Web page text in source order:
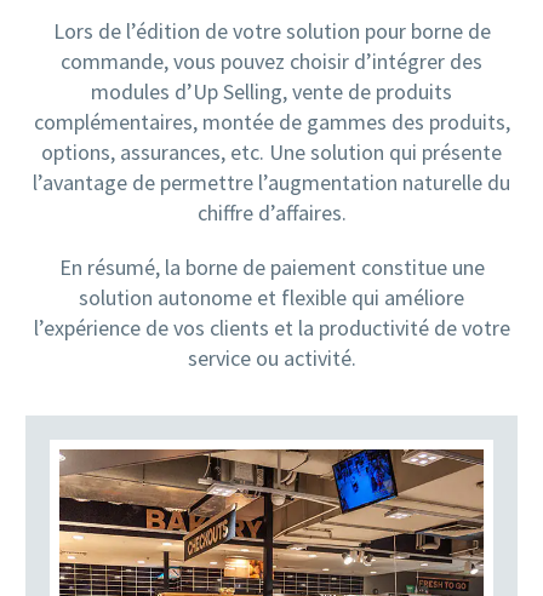
Lors de l’édition de votre solution pour borne de
commande, vous pouvez choisir d’intégrer des
modules d’Up Selling, vente de produits
complémentaires, montée de gammes des produits,
options, assurances, etc. Une solution qui présente
l’avantage de permettre l’augmentation naturelle du
chiffre d’affaires.
En résumé, la borne de paiement constitue une
solution autonome et flexible qui améliore
l’expérience de vos clients et la productivité de votre
service ou activité.